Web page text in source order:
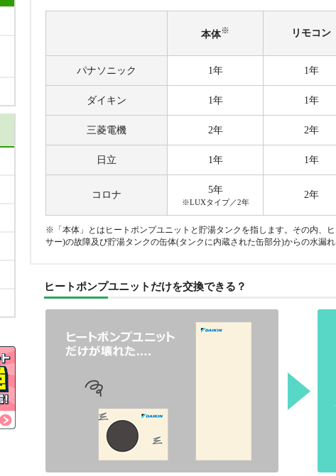
本体※ リモコン
パナ ソニック 1年 1年
ダイキン 1年 1年
三菱電機 2年 2年
日立 1年 1年
コロナ 5年
※LUXタイプ／2年
2年
※「本体」とはヒートポンプユニットと貯湯タンクを指します。その内、
サー)の故障及び貯湯タンクの缶体(タンクに内蔵された缶部分)からの水漏
イキン」「日立」から販売されています。メーカー指定の水質基準
ている場合に限り、メーカー保証が受けられます。
ユ
1年
ヒートポンプユニットだけを交換できる？